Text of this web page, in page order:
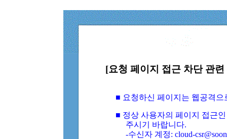
[요청 페이지 접근 차단 관
■ 요청하신 페이지는 웹공격
■ 정상 사용자의 페이지 접근
주시기 바랍니다.
-수신자 계정: cloud-